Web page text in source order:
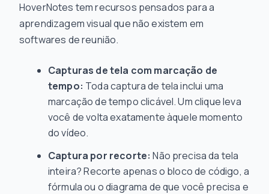
HoverNotes tem recursos pensados para a
aprendizagem visual que não existem em
softwares de reunião.
Capturas de tela com marcação de
tempo: Toda captura de tela inclui uma
marcação de tempo clicável. Um clique leva
você de volta exatamente àquele momento
do vídeo.
Captura por recorte: Não precisa da tela
inteira? Recorte apenas o bloco de código, a
fórmula ou o diagrama de que você precisa e